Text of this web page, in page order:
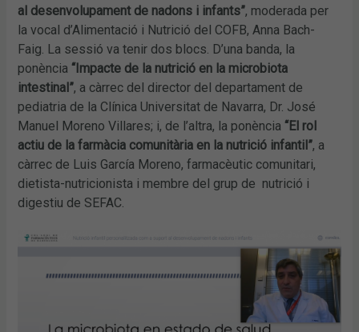
al desenvolupament de nadons i infants”, moderada per
la vocal d’Alimentació i Nutrició del COFB, Anna Bach-
Faig. La sessió va tenir dos blocs. D’una banda, la
ponència “Impacte de la nutrició en la microbiota
intestinal”, a càrrec del director del departament de
pediatria de la Clínica Universitat de Navarra, Dr. José
Manuel Moreno Villares; i, de l’altra, la ponència “El rol
actiu de la farmàcia comunitària en la nutrició infantil”, a
càrrec de Luis García Moreno, farmacèutic comunitari,
dietista-nutricionista i membre del grup de nutrició i
digestiu de SEFAC.